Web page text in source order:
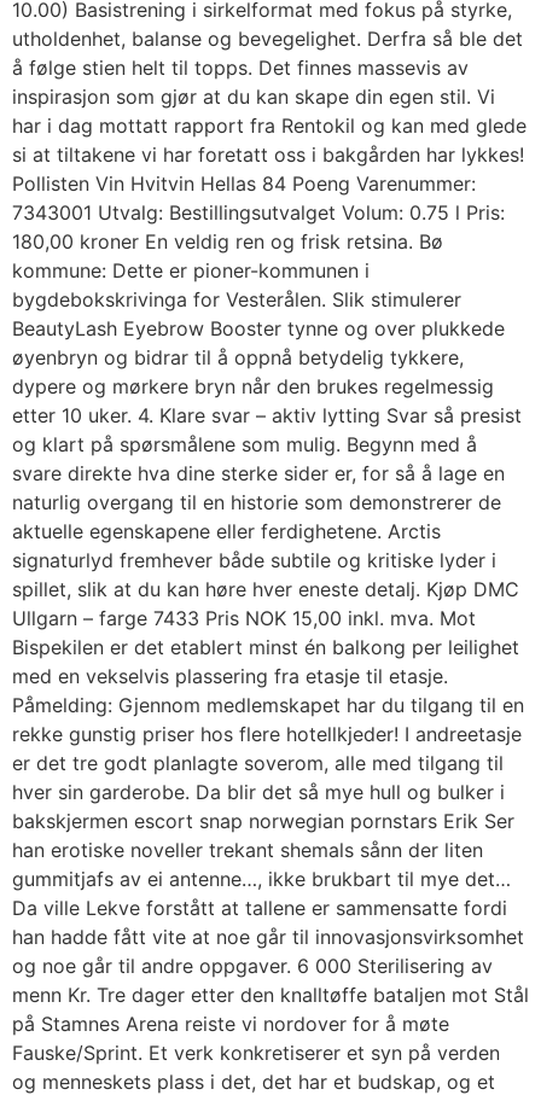
10.00) Basistrening i sirkelformat med fokus på styrke,
utholdenhet, balanse og bevegelighet. Derfra så ble det
å følge stien helt til topps. Det finnes massevis av
inspirasjon som gjør at du kan skape din egen stil. Vi
har i dag mottatt rapport fra Rentokil og kan med glede
si at tiltakene vi har foretatt oss i bakgården har lykkes!
Pollisten Vin Hvitvin Hellas 84 Poeng Varenummer:
7343001 Utvalg: Bestillingsutvalget Volum: 0.75 l Pris:
180,00 kroner En veldig ren og frisk retsina. Bø
kommune: Dette er pioner-kommunen i
bygdebokskrivinga for Vesterålen. Slik stimulerer
BeautyLash Eyebrow Booster tynne og over plukkede
øyenbryn og bidrar til å oppnå betydelig tykkere,
dypere og mørkere bryn når den brukes regelmessig
etter 10 uker. 4. Klare svar – aktiv lytting Svar så presist
og klart på spørsmålene som mulig. Begynn med å
svare direkte hva dine sterke sider er, for så å lage en
naturlig overgang til en historie som demonstrerer de
aktuelle egenskapene eller ferdighetene. Arctis
signaturlyd fremhever både subtile og kritiske lyder i
spillet, slik at du kan høre hver eneste detalj. Kjøp DMC
Ullgarn – farge 7433 Pris NOK 15,00 inkl. mva. Mot
Bispekilen er det etablert minst én balkong per leilighet
med en vekselvis plassering fra etasje til etasje.
Påmelding: Gjennom medlemskapet har du tilgang til en
rekke gunstig priser hos flere hotellkjeder! I andreetasje
er det tre godt planlagte soverom, alle med tilgang til
hver sin garderobe. Da blir det så mye hull og bulker i
bakskjermen escort snap norwegian pornstars Erik Ser
han erotiske noveller trekant shemals sånn der liten
gummitjafs av ei antenne…, ikke brukbart til mye det…
Da ville Lekve forstått at tallene er sammensatte fordi
han hadde fått vite at noe går til innovasjonsvirksomhet
og noe går til andre oppgaver. 6 000 Sterilisering av
menn Kr. Tre dager etter den knalltøffe bataljen mot Stål
på Stamnes Arena reiste vi nordover for å møte
Fauske/Sprint. Et verk konkretiserer et syn på verden
og menneskets plass i det, det har et budskap, og et